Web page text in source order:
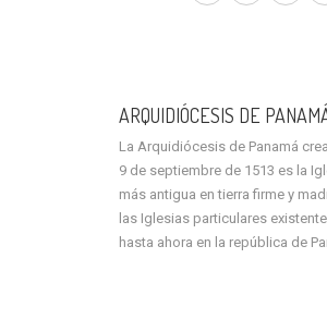
ARQUIDIÓCESIS DE
La Arquidiócesis de Panamá
9 de septiembre de 1513 es la
más antigua en tierra firme y
las Iglesias particulares
hasta ahora en la república de